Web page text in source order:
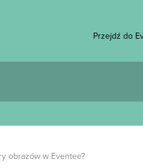
Przejdź do
obrazów w Eventee?